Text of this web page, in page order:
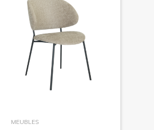
dans le panier
MEUBLES